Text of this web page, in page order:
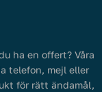
ha en offert? Våra
telefon, mejl eller
för rätt ändamål,